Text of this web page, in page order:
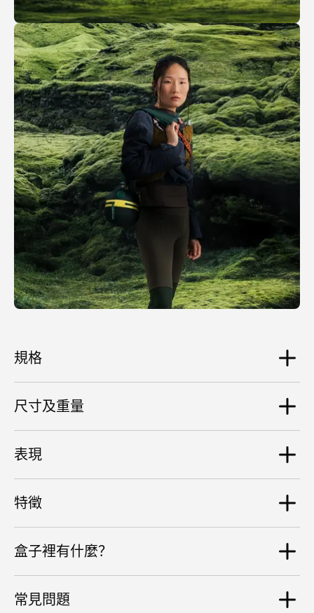
規格
揚聲器
2 个低音炮
處理器
電源
3200mAh 内置电池 USB-C PD 12V 2.5A
尺寸及重量
尺寸
重量
2.3 kg
表現
最大音量
放大功率
2 个 38 瓦 D 类（用于低音炮），4 个 25 瓦 D 类（用于
特徵
同步
盒子裡有什麼？
Devialet Mania Cocoon便携包
常見問題